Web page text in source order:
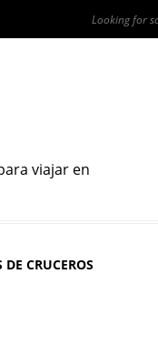
viajar en
DE CRUCEROS